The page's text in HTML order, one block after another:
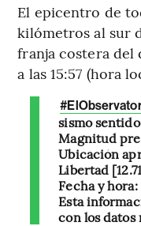
El epicentro de
kilómetros al sur
franja costera del
a las 15:57 (hora
sismo
Magnitud
Ubicación
Libertad
Fecha y hora:
Esta
con los datos